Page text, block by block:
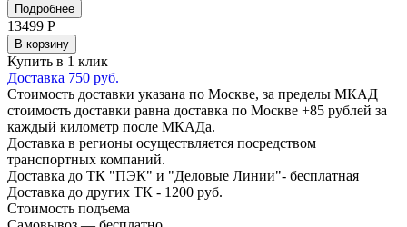
Подробнее
13499 Р
В корзину
Купить в 1 клик
Доставка 750 руб.
Стоимость доставки указана по Москве, за пределы МКАД
стоимость доставки равна доставка по Москве +85 рублей за
каждый километр после МКАДа.
Доставка в регионы осуществляется посредством
транспортных компаний.
Доставка до ТК "ПЭК" и "Деловые Линии"- бесплатная
Доставка до других ТК - 1200 руб.
Стоимость подъема